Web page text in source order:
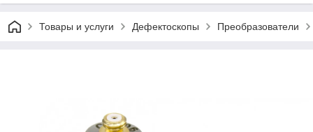
Товары и услуги Дефектоскопы Преобразователи